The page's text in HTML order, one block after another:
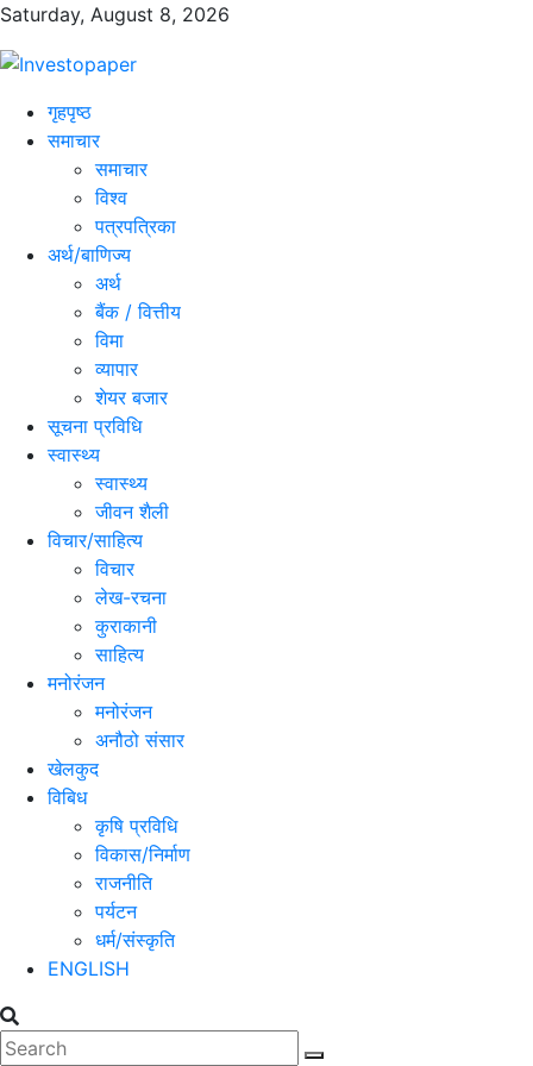
Saturday, August 8, 2026
गृहपृष्ठ
समाचार
समाचार
विश्व
पत्रपत्रिका
अर्थ/बाणिज्य
अर्थ
बैंक / वित्तीय
विमा
व्यापार
शेयर बजार
सूचना प्रविधि
स्वास्थ्य
स्वास्थ्य
जीवन शैली
विचार/साहित्य
विचार
लेख-रचना
कुराकानी
साहित्य
मनोरंजन
मनोरंजन
अनौठो संसार
खेलकुद
विबिध
कृषि प्रविधि
विकास/निर्माण
राजनीति
पर्यटन
धर्म/संस्कृति
ENGLISH